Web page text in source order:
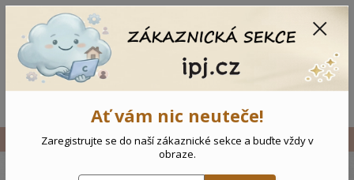
Vše Zateplené tepláčky s laclem Motýlek
Ať vám nic neuteče!
Zaregistrujte se do naší zákaznické sekce a buďte vždy v
obraze.